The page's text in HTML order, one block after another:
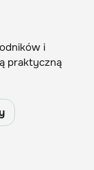
i
praktyczną